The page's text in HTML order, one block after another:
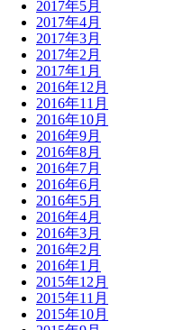
2017年5月
2017年4月
2017年3月
2017年2月
2017年1月
2016年12月
2016年11月
2016年10月
2016年9月
2016年8月
2016年7月
2016年6月
2016年5月
2016年4月
2016年3月
2016年2月
2016年1月
2015年12月
2015年11月
2015年10月